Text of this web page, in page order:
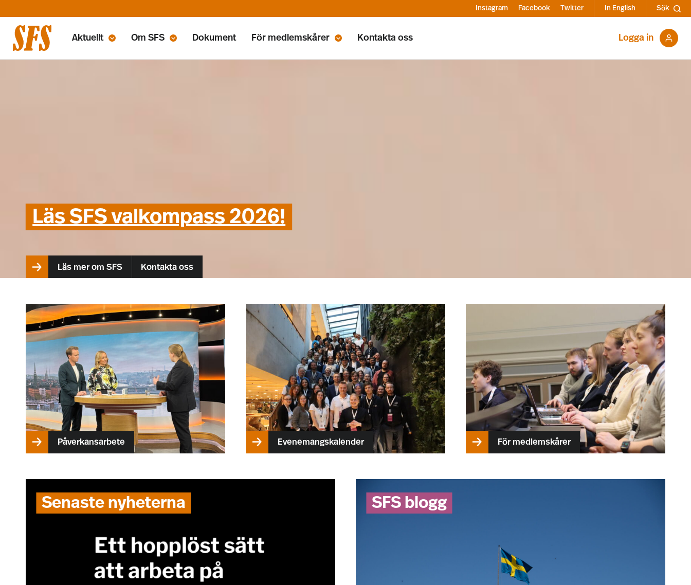
Instagram Facebook Twitter In English Sök
Aktuellt Om SFS Dokument För medlemskårer Kontakta oss Logga in
Läs SFS valkompass 2026!
Läs mer om SFS Kontakta oss
Påverkansarbete Evenemangskalender För medlemskårer
Senaste nyheterna SFS blogg